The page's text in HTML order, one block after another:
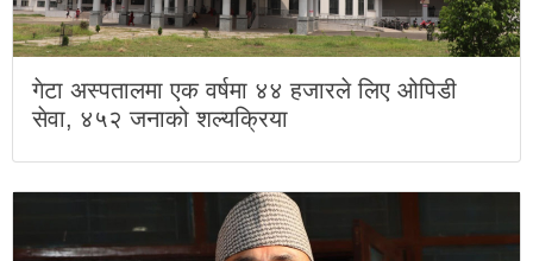
गेटा अस्पतालमा एक वर्षमा ४४ हजारले लिए ओपिडी
सेवा, ४५२ जनाको शल्यक्रिया